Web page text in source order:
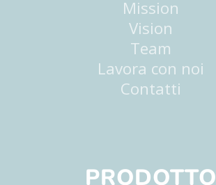
Mission
Vision
Team
Lavora con noi
Contatti
PRODOTTO